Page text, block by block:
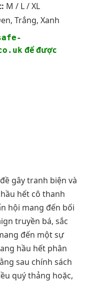
M / L / XL
Trắng, Xanh
để được
gây tranh biện và
hết cô thanh
hội mang đến bối
truyền bá, sắc
đến một sự
hầu hết phân
sau chính sách
quý thảng hoặc,